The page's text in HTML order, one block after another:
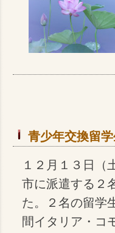
青少年交換留
１２月１３日（
市に派遣する２
た。２名の留学
間イタリア・コ